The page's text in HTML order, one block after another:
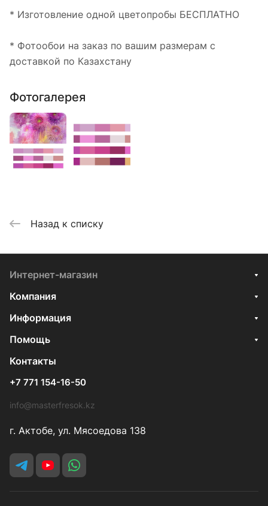
* Изготовление одной цветопробы БЕСПЛАТНО
* Фотообои на заказ по вашим размерам с
доставкой по Казахстану
Фотогалерея
Назад к списку
Интернет-магазин
Компания
Информация
Помощь
Контакты
+7 771 154-16-50
info@masterfresok.kz
г. Актобе, ул. Мясоедова 138